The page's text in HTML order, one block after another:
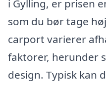
i Gylling, er prisen
som du bør tage
carport varierer
faktorer, herunder
design. Typisk kan